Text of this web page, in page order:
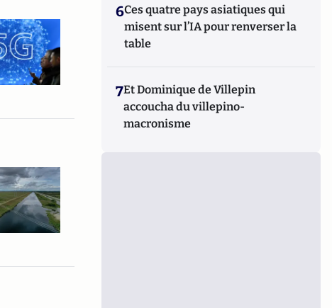
6Ces quatre pays asiatiques qui
misent sur l’IA pour renverser la
table
7Et Dominique de Villepin
accoucha du villepino-
macronisme